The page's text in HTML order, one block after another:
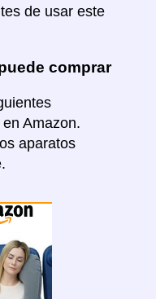
de usar este
comprar
Amazon.
aparatos